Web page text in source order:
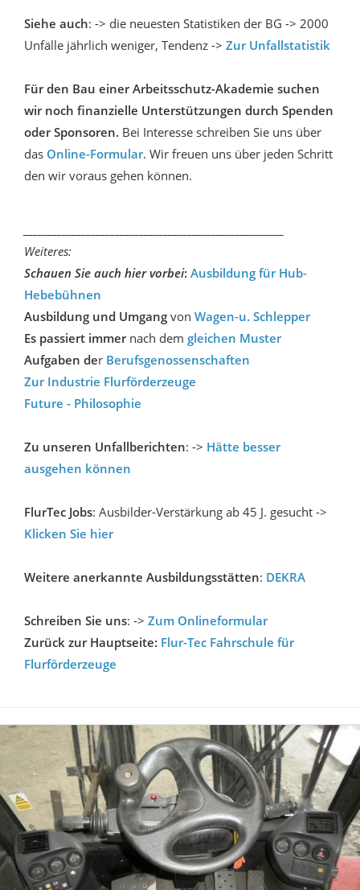
Siehe auch: -> die neuesten Statistiken der BG -> 2000
Unfälle jährlich weniger, Tendenz -> Zur Unfallstatistik
Für den Bau einer Arbeitsschutz-Akademie suchen
wir noch finanzielle Unterstützungen durch Spenden
oder Sponsoren. Bei Interesse schreiben Sie uns über
das Online-Formular. Wir freuen uns über jeden Schritt
den wir voraus gehen können.
Weiteres:
Schauen Sie auch hier vorbei: Ausbildung für Hub-
Hebebühnen
Ausbildung und Umgang von Wagen-u. Schlepper
Es passiert immernach dem gleichen Muster
Aufgaben der Berufsgenossenschaften
Zur Industrie Flurförderzeuge
Future - Philosophie
Zu unseren Unfallberichten: -> Hätte besser
ausgehen können
FlurTec Jobs: Ausbilder-Verstärkung ab 45 J. gesucht ->
Klicken Sie hier
Weitere anerkannte Ausbildungsstätten: DEKRA
Schreiben Sie uns: -> Zum Onlineformular
Zurück zur Hauptseite: Flur-Tec Fahrschule für
Flurförderzeuge